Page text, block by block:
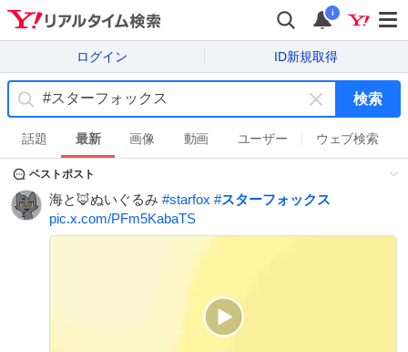
i
ログイン ID新規取得
キ
ー
ワ
ド
消
検索
話題 最新 画像 動画 ユーザー ウェブ検索
ベストポスト
海と🦊ぬいぐるみ #starfox #スターフォックス
pic.x.com/PFm5KabaTS